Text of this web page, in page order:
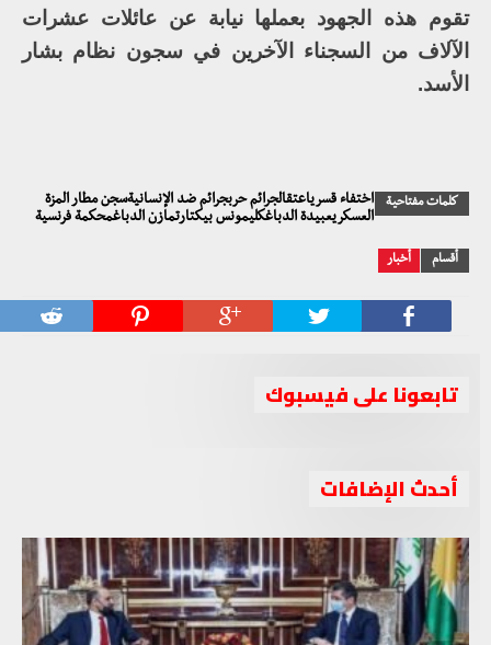
تقوم هذه الجهود بعملها نيابة عن عائلات عشرات
الآلاف من السجناء الآخرين في سجون نظام بشار
الأسد.
كلمات مفتاحية
اختفاء قسرياعتقالجرائم حربجرائم ضد الإنسانيةسجن مطار المزة
العسكريعبيدة الدباغكليمونس بيكتارتمازن الدباغمحكمة فرنسية
أقسام أخبار
تابعونا على فيسبوك
أحدث الإضافات